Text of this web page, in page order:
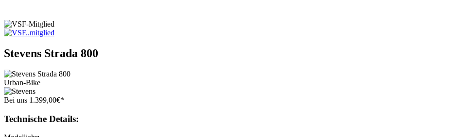
Stevens Strada 800
Urban-Bike
Bei uns 1.399,00€*
Technische Details: